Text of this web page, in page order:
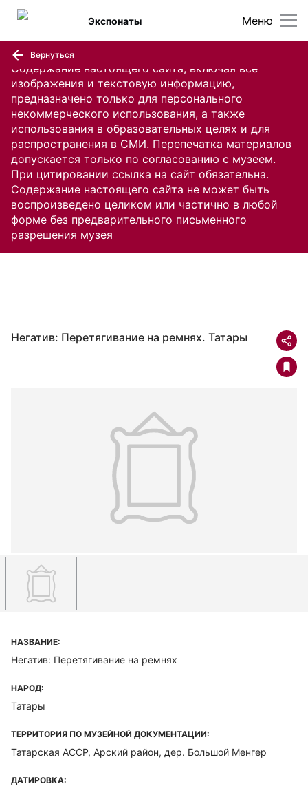
Содержание настоящего сайта, включая все
изображения и текстовую информацию,
предназначено только для персонального
некоммерческого использования, а также
использования в образовательных целях и для
распространения в СМИ. Перепечатка материалов
допускается только по согласованию с музеем.
При цитировании ссылка на сайт обязательна.
Содержание настоящего сайта не может быть
воспроизведено целиком или частично в любой
форме без предварительного письменного
разрешения музея
Меню
Экспонаты
Вернуться
Негатив: Перетягивание на ремнях. Татары
НАЗВАНИЕ:
Негатив: Перетягивание на ремнях
НАРОД:
Татары
ТЕРРИТОРИЯ ПО МУЗЕЙНОЙ ДОКУМЕНТАЦИИ:
Татарская ACCP, Арский район, дер. Большой Менгер
ДАТИРОВКА: